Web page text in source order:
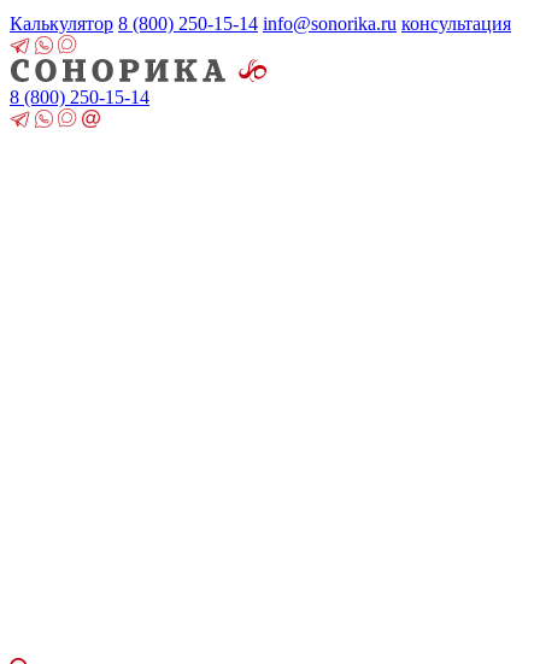
Калькулятор 8 (800) 250-15-14 info@sonorika.ru консультация
8 (800) 250-15-14